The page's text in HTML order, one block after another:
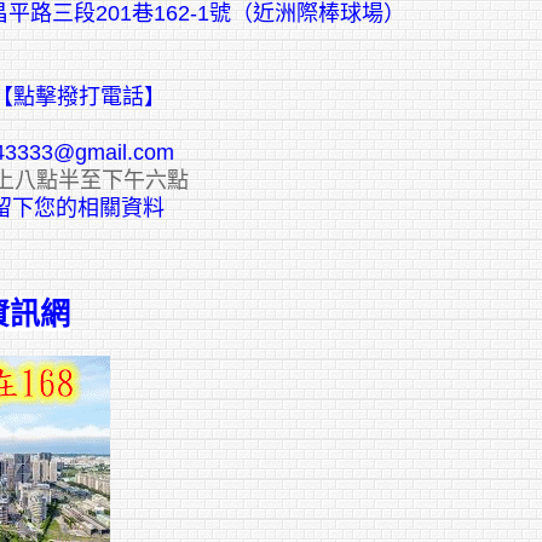
路三段201巷162-1號（近洲際棒球場）
點擊撥打電話】
八點半至下午六點
下您的相關資料
網